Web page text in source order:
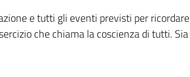
e tutti gli eventi previsti per
che chiama la coscienza di tutti.